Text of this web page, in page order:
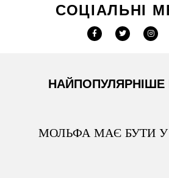
СОЦІАЛЬНІ
НАЙПОПУЛЯРНІШЕ
МОЛЬФА МАЄ БУТИ